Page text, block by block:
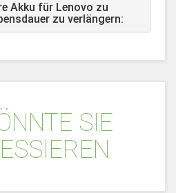
Akku für Lenovo zu
zu verlängern:
SIE